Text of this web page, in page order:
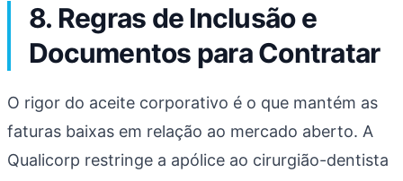
8. Regras de Inclusão e
Documentos para Contratar
O rigor do aceite corporativo é o que mantém as
faturas baixas em relação ao mercado aberto. A
Qualicorp restringe a apólice ao cirurgião-dentista